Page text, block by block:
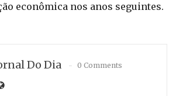
econômica nos anos seguintes.
Do Dia 0 Comments